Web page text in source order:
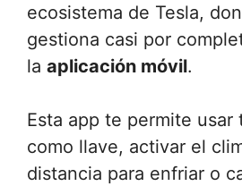
ecosistema de Tesla,
gestiona casi por
la aplicación móvil.
Esta app te permite usar
como llave, activar el
distancia para enfriar o